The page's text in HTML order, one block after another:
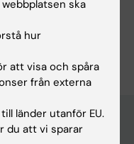
B; Gronwall C
ska
hur
att visa och spåra
från externa
länder utanför EU.
du att vi sparar